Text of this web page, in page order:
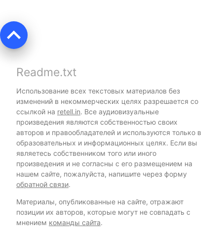
keyboard_arrow_up
Readme.txt
Использование всех текстовых материалов без
изменений в некоммерческих целях разрешается со
ссылкой на retell.in. Все аудиовизуальные
произведения являются собственностью своих
авторов и правообладателей и используются только в
образовательных и информационных целях. Если вы
являетесь собственником того или иного
произведения и не согласны с его размещением на
нашем сайте, пожалуйста, напишите через форму
обратной связи.
Материалы, опубликованные на сайте, отражают
позиции их авторов, которые могут не совпадать с
мнением команды сайта.